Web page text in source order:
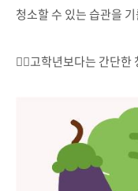
청소할 수 있는 습관을
👉🏻고학년보다는 간단